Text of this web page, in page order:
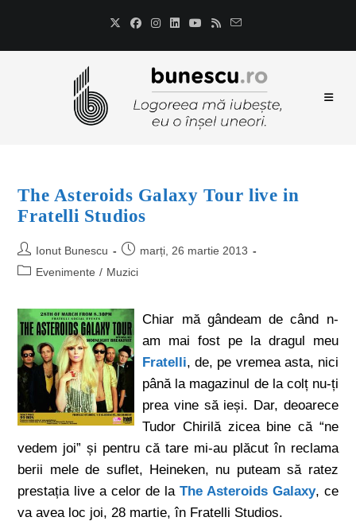
The Asteroids Galaxy Tour live in
Fratelli Studios
Ionut Bunescu
marți, 26 martie 2013
Evenimente / Muzici
Chiar mă gândeam de când n-
am mai fost pe la dragul meu
Fratelli, de, pe vremea asta, nici
până la magazinul de la colț nu-ți
prea vine să ieși. Dar, deoarece
Tudor Chirilă zicea bine că “ne
vedem joi” și pentru că tare mi-au plăcut în reclama
berii mele de suflet, Heineken, nu puteam să ratez
prestația live a celor de la The Asteroids Galaxy, ce
va avea loc joi, 28 martie, în Fratelli Studios.